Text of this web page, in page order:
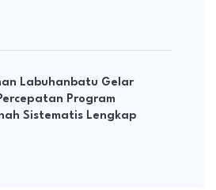
Labuhanbatu Gelar
Program
Sistematis Lengkap